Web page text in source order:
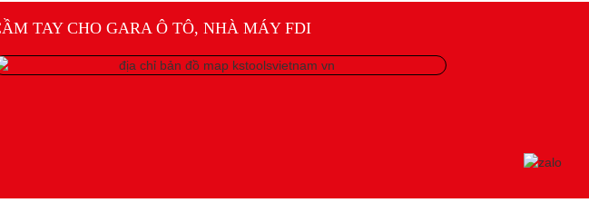
TAY CHO GARA Ô TÔ, NHÀ MÁY FDI